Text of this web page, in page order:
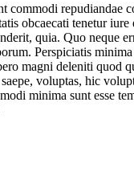
obcaecati tenetur
quia. Quo neque
Perspiciatis
magni deleniti quod
voluptas, hic
minima sunt esse